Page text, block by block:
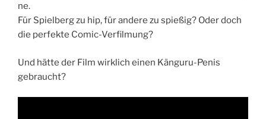
ne.
Für Spielberg zu hip, für andere zu spießig? Oder doch
die perfekte Comic-Verfilmung?
Und hätte der Film wirklich einen Känguru-Penis
gebraucht?